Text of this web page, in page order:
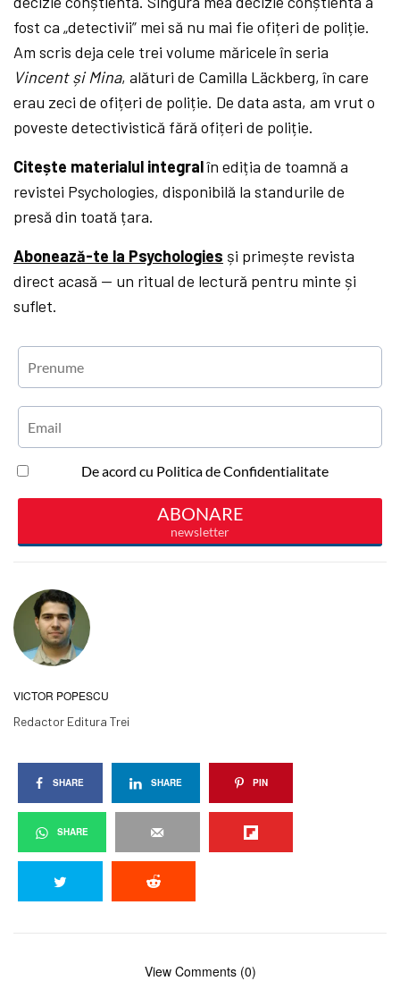
fost ca „detectivii” mei să nu mai fie ofițeri de poliție.
Am scris deja cele trei volume măricele în seria
Vincent și Mina, alături de Camilla Läckberg, în care
erau zeci de ofițeri de poliție. De data asta, am vrut o
poveste detectivistică fără ofițeri de poliție.
Citește materialul integralîn ediția de toamnă a
revistei Psychologies, disponibilă la standurile de
presă din toată țara.
Abonează-te la Psychologies și primește revista
direct acasă — un ritual de lectură pentru minte și
suflet.
VICTOR POPESCU
Redactor Editura Trei
SHARE SHARE PIN
SHARE
View Comments (0)